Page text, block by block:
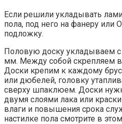
Если решили укладывать
пола, под него на фанеру или
подложку.
Половую доску укладываем
мм. Между собой скрепляем
Доски крепим к каждому
или дюбелей, головку
сверху шпаклюем. Доски
двумя слоями лака или
влаги и повышения срока
настилке пола смотрите в